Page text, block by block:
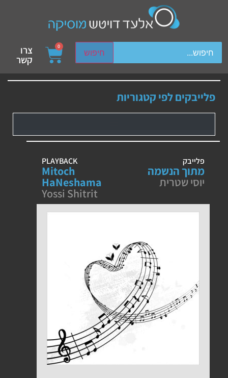
חיפוש
device users, explore by touch or with swipe gestures.
0 צרו
קשר
פלייבקים לפי קטגוריות
פלייבק
מתוך הנשמה
יוסי שטרית
PLAYBACK
Mitoch
HaNeshama
Yossi Shitrit